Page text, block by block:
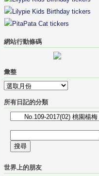
網站行動條碼
彙整
彙
整
所有日記的分類
日
記
分
尋
鍵
世界上的朋友